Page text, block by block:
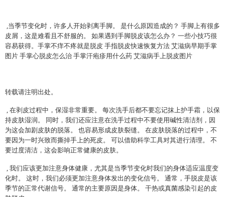
,当季节变化时，许多人开始剥离手脚。 是什么原因造成的？ 手脚上有很多
皮屑，这是难看且不舒服的。 如果遇到手脚脱皮该怎么办？ 一些小技巧很
容易获得。手掌不痒不疼就是脱皮 手指脱皮快速恢复方法 艾滋病早期手掌
图片 手掌心脱皮怎么治 手掌汗疱疹用什么药 艾滋病手上脱皮图片
转载请注明出处。
, 在剥皮过程中，保湿非常重要。 每次洗手后都不要忘记抹上护手霜，以保
持皮肤湿润。 同时，我们还应注意在洗手过程中不要使用碱性清洁剂，因
为这会加剧皮肤的脱落。 也容易形成皮肤裂缝。 在皮肤脱落的过程中，不
要因为一时兴致而撕掉手上的死皮。 可以借助科学工具对其进行清理。 不
要过度清洁，这会影响正常健康的皮肤。
, 我们应该更加注意身体健康，尤其是当季节变化时我们的身体适应温度变
化时。 这时，我们必须更加注意身体发出的变化信号。 通常，手脱皮是该
季节的正常代谢信号。 通常的主要原因是身体。 干热或真菌感染引起的皮